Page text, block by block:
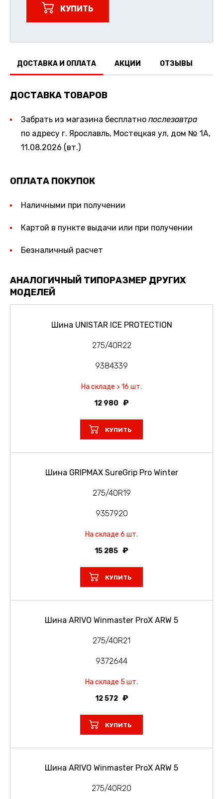
КУПИТЬ
ДОСТАВКА И ОПЛАТА АКЦИИ ОТЗЫВЫ
ДОСТАВКА ТОВАРОВ
Забрать из магазина бесплатно послезавтра
по адресу г. Ярославль, Мостецкая ул, дом № 1А,
11.08.2026 (вт.)
ОПЛАТА ПОКУПОК
Наличными при получении
Картой в пункте выдачи или при получении
Безналичный расчет
АНАЛОГИЧНЫЙ ТИПОРАЗМЕР ДРУГИХ
МОДЕЛЕЙ
Шина UNISTAR ICE PROTECTION
275/40R22
9384339
На складе > 16 шт.
12 980
КУПИТЬ
Шина GRIPMAX SureGrip Pro Winter
275/40R19
9357920
На складе 6 шт.
15 285
КУПИТЬ
Шина ARIVO Winmaster ProX ARW 5
275/40R21
9372644
На складе 5 шт.
12 572
КУПИТЬ
Шина ARIVO Winmaster ProX ARW 5
275/40R20